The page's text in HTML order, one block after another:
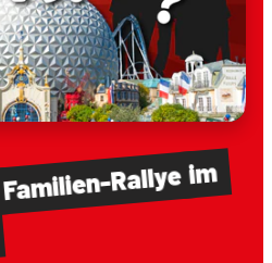
Familien-Rallyeim